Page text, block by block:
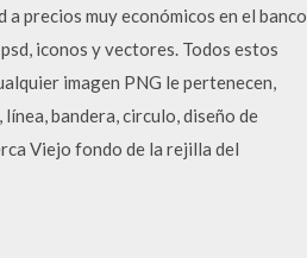
precios muy económicos en el banco
iconos y vectores. Todos estos
imagen PNG le pertenecen,
bandera, circulo, diseño de
Viejo fondo de la rejilla del